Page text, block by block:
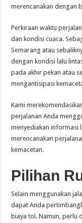
merencanakan dengan
Perkiraan waktu
dan kondisi cuaca.
Semarang atau
dengan kondisi lalu
pada akhir pekan atau
mengantisipasi
Kami
perjalanan Anda
menyediakan informasi
merencanakan
kemacetan.
Pilihan
Selain menggunakan
dapat Anda
biaya tol. Namun, perlu